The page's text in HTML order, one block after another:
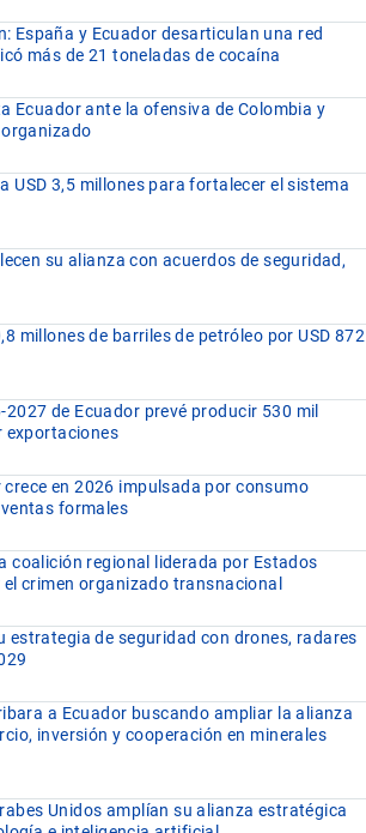
España y Ecuador desarticulan una red
más de 21 toneladas de cocaína
Ecuador ante la ofensiva de Colombia y
USD 3,5 millones para fortalecer el sistema
su alianza con acuerdos de seguridad,
millones de barriles de petróleo por USD 872
de Ecuador prevé producir 530 mil
exportaciones
crece en 2026 impulsada por consumo
formales
coalición regional liderada por Estados
crimen organizado transnacional
estrategia de seguridad con drones, radares
a Ecuador buscando ampliar la alianza
inversión y cooperación en minerales
Unidos amplían su alianza estratégica